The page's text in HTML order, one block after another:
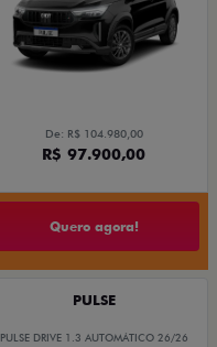
De: R$ 104.980,00
R$ 97.900,00
Quero agora!
PULSE
PULSE DRIVE 1.3 AUTOMÁTICO 26/26